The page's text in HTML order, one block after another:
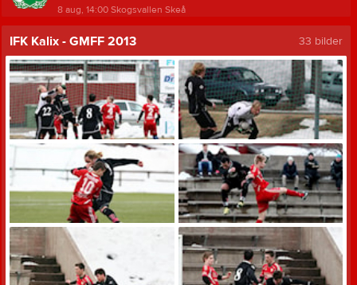
8 aug, 14:00Skogsvallen Skeå
IFK Kalix - GMFF 2013 33 bilder